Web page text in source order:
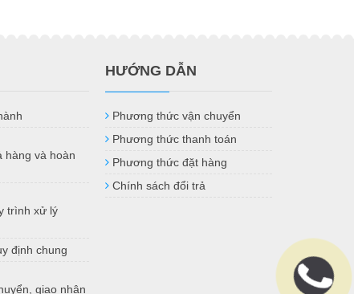
hàng và hoàn
trình xử lý
định chung
giao nhận
HƯỚNG DẪN
Phương thức vận chuyển
Phương thức thanh toán
Phương thức đặt hàng
Chính sách đổi trả